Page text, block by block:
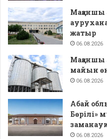
Мақаншы
жатыр
06.08.2026
Мақаншы
майын
06.08.2026
Абай
Бөрілі»
06.08.2026